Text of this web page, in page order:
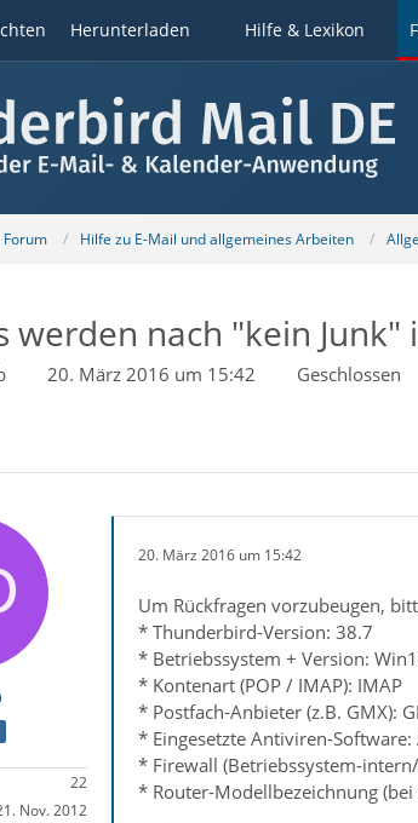
Herunterladen Hilfe & Lexikon
Forum Hilfe zu E-Mail und allgemeines Arbeiten
werden nach "kein Junk"
20. März 2016 um 15:42 Geschlossen
22
Nov. 2012
20. März 2016 um 15:42
Um Rückfragen vorzubeugen,
* Thunderbird-Version: 38.7
* Betriebssystem + Version:
* Kontenart (POP / IMAP): IMAP
* Postfach-Anbieter (z.B. GMX):
* Eingesetzte Antiviren-
* Firewall (Betriebssystem-
* Router-Modellbezeichnung